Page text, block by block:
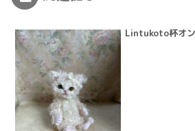
Lintukoto杯オ